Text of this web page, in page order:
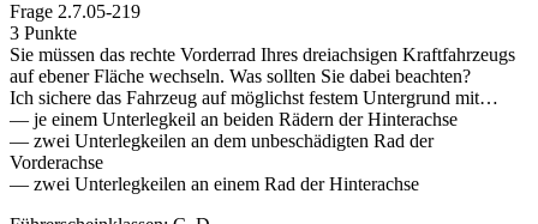
Frage 2.7.05-219
3 Punkte
Sie müssen das rechte Vorderrad Ihres dreiachsigen Kraftfahrzeugs
auf ebener Fläche wechseln. Was sollten Sie dabei beachten?
Ich sichere das Fahrzeug auf möglichst festem Untergrund mit…
— je einem Unterlegkeil an beiden Rädern der Hinterachse
— zwei Unterlegkeilen an dem unbeschädigten Rad der
Vorderachse
— zwei Unterlegkeilen an einem Rad der Hinterachse